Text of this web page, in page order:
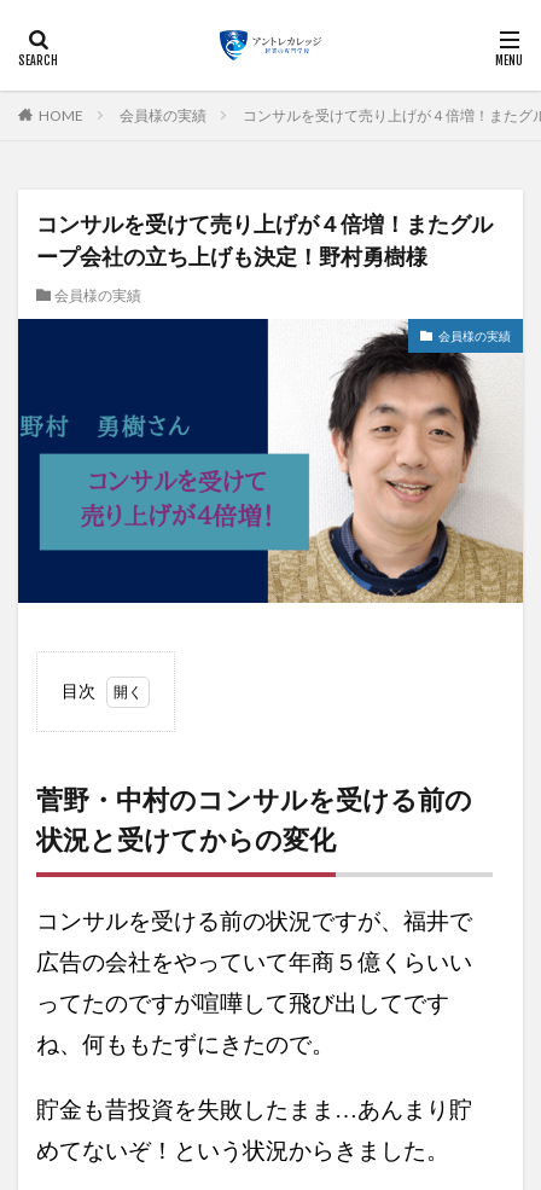
HOME 会員様の実績 コンサルを受けて売り上げが４倍増！また
コンサルを受けて売り上げが４倍増！またグル
ープ会社の立ち上げも決定！野村勇樹様
会員様の実績
会員様の実績
目次
中村
のコ
ンサ
ルを
受け
の状
受け
らの
の
業
菅野・中村のコンサルを受ける前の
状況と受けてからの変化
コンサルを受ける前の状況ですが、 福井で
広告の会社をやっていて年商５億くらいい
ってたのですが喧嘩して飛び出してです
ね、何ももたずにきたので。
貯金も昔投資を失敗したまま…あんまり貯
めてないぞ！という状況からきました。
マーケティング ビジネス
検索